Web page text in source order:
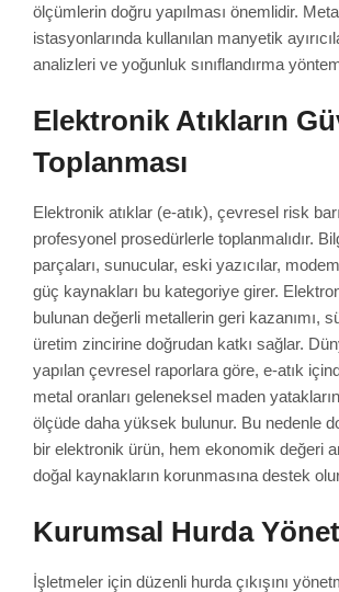
ölçümlerin doğru yapılması önemlidir.
istasyonlarında kullanılan manyetik
analizleri ve yoğunluk sınıflandırma
Elektronik Atıkların
Toplanması
Elektronik atıklar (e-atık), çevresel risk
profesyonel prosedürlerle toplanmalıdır.
parçaları, sunucular, eski yazıcılar,
güç kaynakları bu kategoriye girer.
bulunan değerli metallerin geri kazanımı,
üretim zincirine doğrudan katkı sağlar.
yapılan çevresel raporlara göre, e-atık
metal oranları geleneksel maden
ölçüde daha yüksek bulunur. Bu nedenle
bir elektronik ürün, hem ekonomik değeri
doğal kaynakların korunmasına destek
Kurumsal Hurda
İşletmeler için düzenli hurda çıkışını